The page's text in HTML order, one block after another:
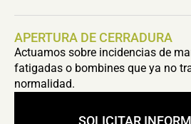
APERTURA DE CERRADURA
Actuamos sobre incidencias de
fatigadas o bombines que ya no
normalidad.
SOLICITAR